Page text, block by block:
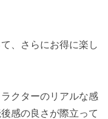
、さらにお得に楽し
クターのリアルな感
感の良さが際立って